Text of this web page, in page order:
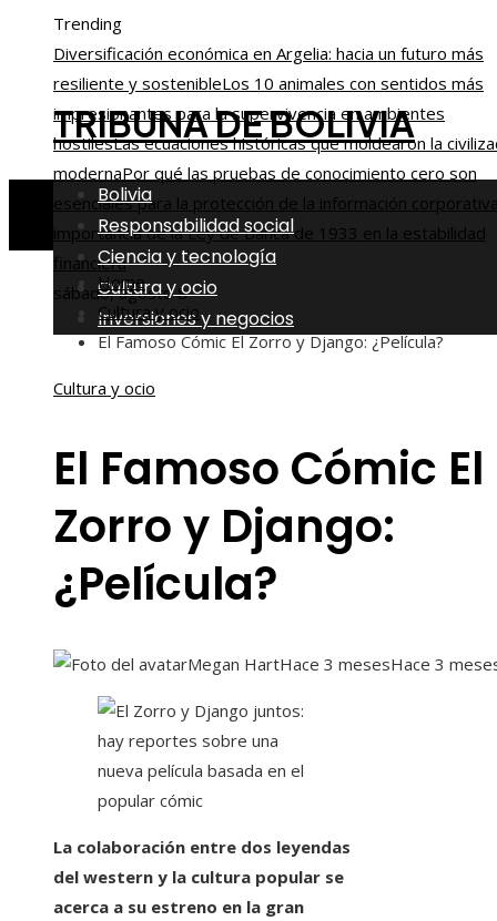
Trending
Diversificación económica en Argelia: hacia un futuro más
resiliente y sostenibleLos 10 animales con sentidos más
impresionantes para la supervivencia en ambientes
hostilesLas ecuaciones históricas que moldearon la
modernaPor qué las pruebas de conocimiento cero son
esenciales para la protección de la información
importancia de la Ley de Banca de 1933 en la estabilidad
financiera
sábado, agosto 8
TRIBUNA DE BOLIVIA
Bolivia
Responsabilidad social
Ciencia y tecnología
Cultura y ocio
Inversiones y negocios
Home
Cultura y ocio
El Famoso Cómic El Zorro y Django: ¿Película?
Cultura y ocio
El Famoso Cómic El
Zorro y Django:
¿Película?
Megan HartHace 3 mesesHace 3
La colaboración entre dos leyendas
del western y la cultura popular se
acerca a su estreno en la gran